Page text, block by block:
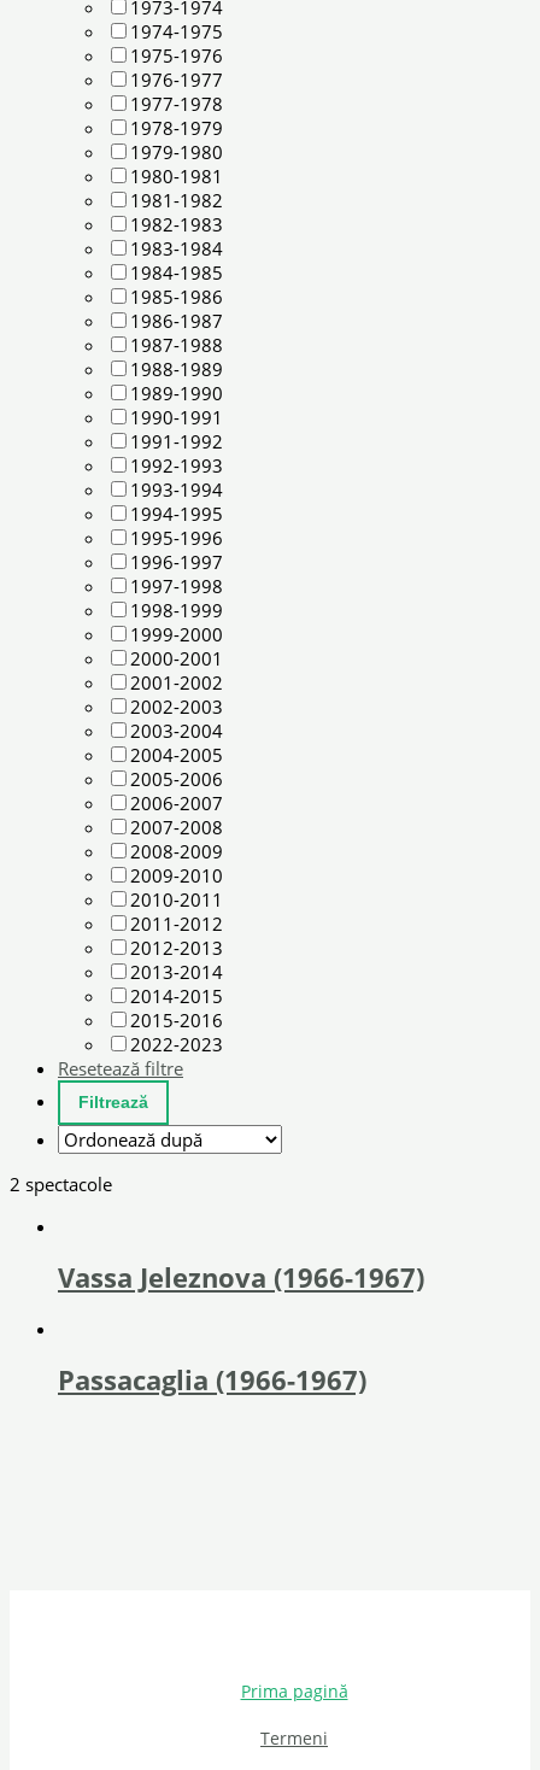
1973-1974
1974-1975
1975-1976
1976-1977
1977-1978
1978-1979
1979-1980
1980-1981
1981-1982
1982-1983
1983-1984
1984-1985
1985-1986
1986-1987
1987-1988
1988-1989
1989-1990
1990-1991
1991-1992
1992-1993
1993-1994
1994-1995
1995-1996
1996-1997
1997-1998
1998-1999
1999-2000
2000-2001
2001-2002
2002-2003
2003-2004
2004-2005
2005-2006
2006-2007
2007-2008
2008-2009
2009-2010
2010-2011
2011-2012
2012-2013
2013-2014
2014-2015
2015-2016
2022-2023
Resetează filtre
2 spectacole
Vassa Jeleznova (1966-1967)
Passacaglia (1966-1967)
Prima pagină
Termeni